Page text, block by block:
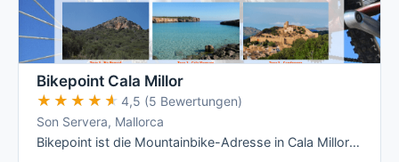
Bikepoint Cala Millor
★★★★★
★★★★★ 4,5 (5 Bewertungen)
Son Servera, Mallorca
Bikepoint ist die Mountainbike-Adresse in Cala Millor: Specialized- und Orbea-Mieträder ab 10 €/Tag plus fünf geführte MTB-Touren im …